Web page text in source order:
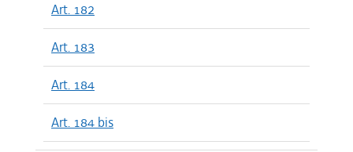
Art. 182
Art. 183
Art. 184
Art. 184 bis